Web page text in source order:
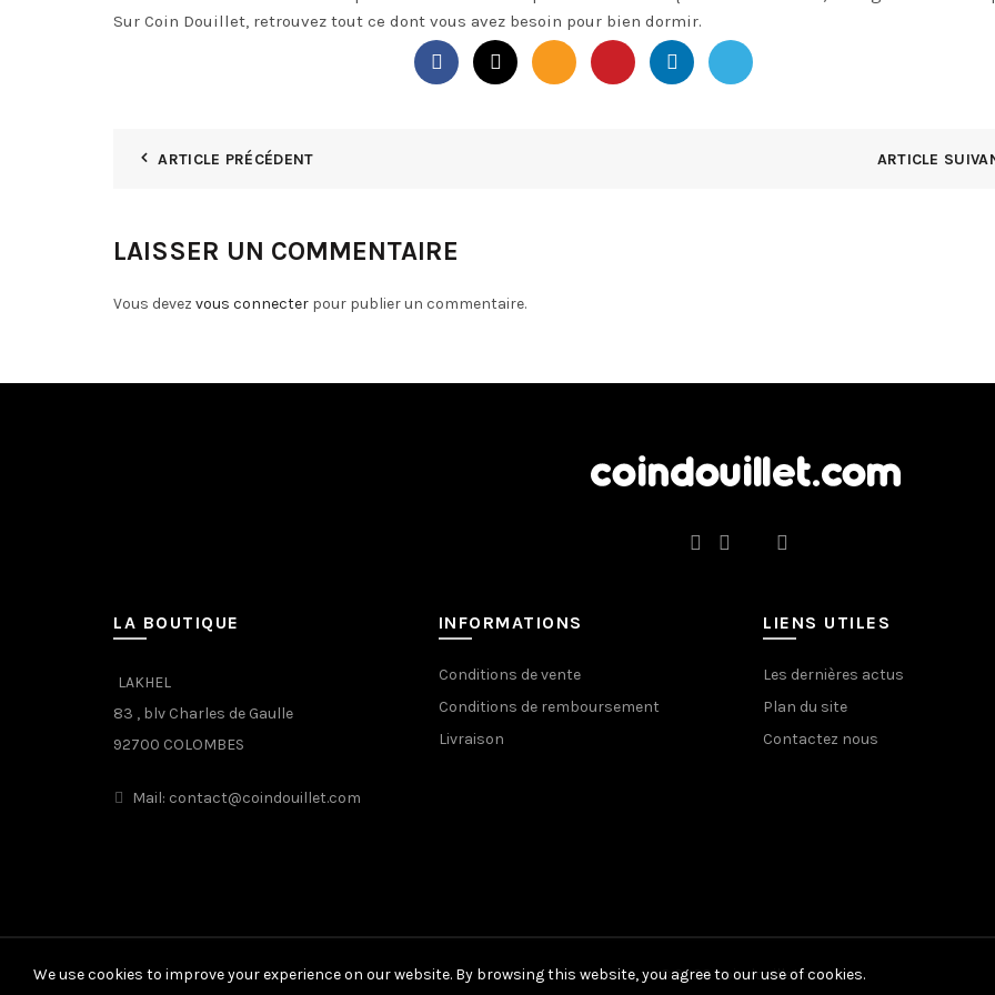
Sur Coin Douillet, retrouvez tout ce dont vous avez besoin pour bien dormir.
ARTICLE PRÉCÉDENT ARTICLE
LAISSER UN COMMENTAIRE
Vous devez vous connecter pour publier un commentaire.
LA BOUTIQUE
LAKHEL
83 , blv Charles de Gaulle
92700 COLOMBES
Mail: contact@coindouillet.com
INFORMATIONS
Conditions de vente
Conditions de remboursement
Livraison
LIENS UTILES
Les dernières actus
Plan du site
Contactez nous
© 2020 coindouillet.com
We use cookies to improve your experience on our website. By browsing this website, you agree to our use of cookies.